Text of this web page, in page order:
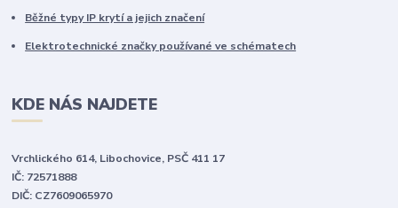
Běžné typy IP krytí a jejich značení
Elektrotechnické značky používané ve schématech
KDE NÁS NAJDETE
Vrchlického 614, Libochovice, PSČ 411 17
IČ: 72571888
DIČ: CZ7609065970